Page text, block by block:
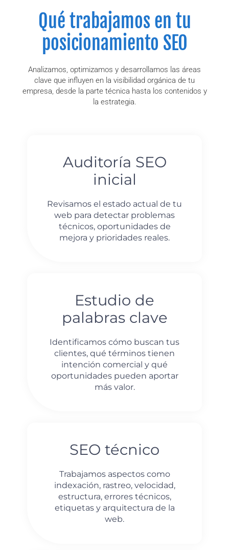
Qué trabajamos en tu
posicionamiento SEO
Analizamos, optimizamos y desarrollamos las áreas
clave que influyen en la visibilidad orgánica de tu
empresa, desde la parte técnica hasta los contenidos y
la estrategia.
Auditoría SEO
inicial
Revisamos el estado actual de tu
web para detectar problemas
técnicos, oportunidades de
mejora y prioridades reales.
Estudio de
palabras clave
Identificamos cómo buscan tus
clientes, qué términos tienen
intención comercial y qué
oportunidades pueden aportar
más valor.
SEO técnico
Trabajamos aspectos como
indexación, rastreo, velocidad,
estructura, errores técnicos,
etiquetas y arquitectura de la
web.